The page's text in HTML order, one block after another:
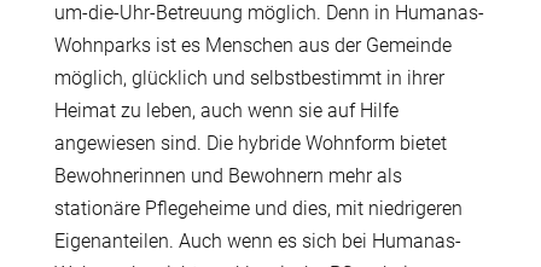
um-die-Uhr-Betreuung möglich. Denn in Humanas-
Wohnparks ist es Menschen aus der Gemeinde
möglich, glücklich und selbstbestimmt in ihrer
Heimat zu leben, auch wenn sie auf Hilfe
angewiesen sind. Die hybride Wohnform bietet
Bewohnerinnen und Bewohnern mehr als
stationäre Pflegeheime und dies, mit niedrigeren
Eigenanteilen. Auch wenn es sich bei Humanas-